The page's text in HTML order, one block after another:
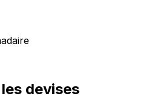
devises